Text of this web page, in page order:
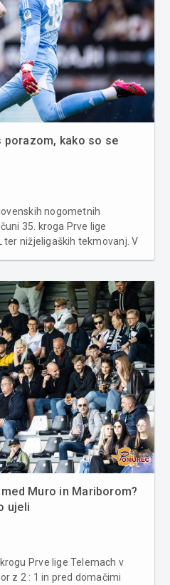
porazom, kako so se
nogometnih
35. kroga Prve lige
ter nižjeligaških tekmovanj. V
Muro in Mariborom?
ujeli
Prve lige Telemach v
z 2 : 1 in pred domačimi